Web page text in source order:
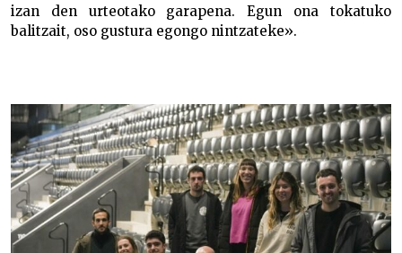
izan den urteotako garapena. Egun ona tokatuko
balitzait, oso gustura egongo nintzateke».